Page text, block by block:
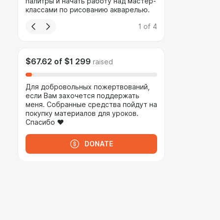
классами по рисованию акварелью.
1 of 4
$67.62 of $1 299 raised
Для добровольных пожертвований,
если Вам захочется поддержать
меня. Собранные средства пойдут на
покупку материалов для уроков.
Спасибо ❤
DONATE